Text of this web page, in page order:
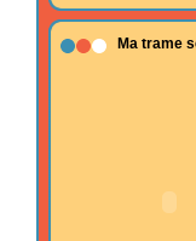
Ma trame